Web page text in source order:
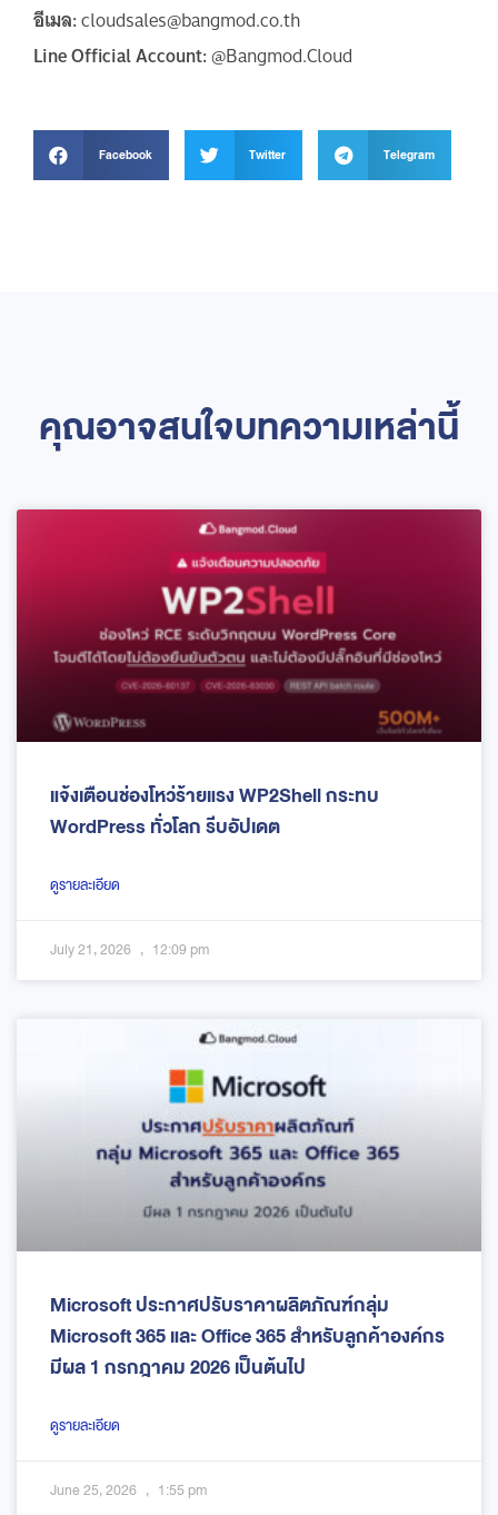
อีเมล:cloudsales@bangmod.co.th
Line Official Account:@Bangmod.Cloud
Facebook Twitter Telegram
คุณอาจสนใจบทความเหล่านี้
แจ้งเตือนช่องโหว่ร้ายแรง WP2Shell กระทบ
WordPress ทั่วโลก รีบอัปเดต
ดูรายละเอียด
July 21, 2026 12:09 pm
Microsoft ประกาศปรับราคาผลิตภัณฑ์กลุ่ม
Microsoft 365 และ Office 365 สำหรับลูกค้าองค์กร
มีผล 1 กรกฎาคม 2026 เป็นต้นไป
ดูรายละเอียด
June 25, 2026 1:55 pm